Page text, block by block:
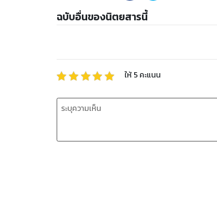
ฉบับอื่นของนิตยสารนี้
ให้ 5 คะแนน